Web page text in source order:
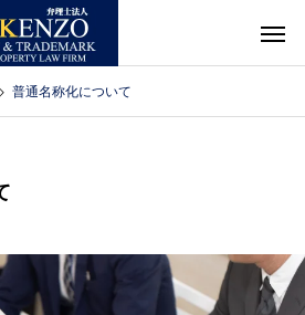
普通名称化について